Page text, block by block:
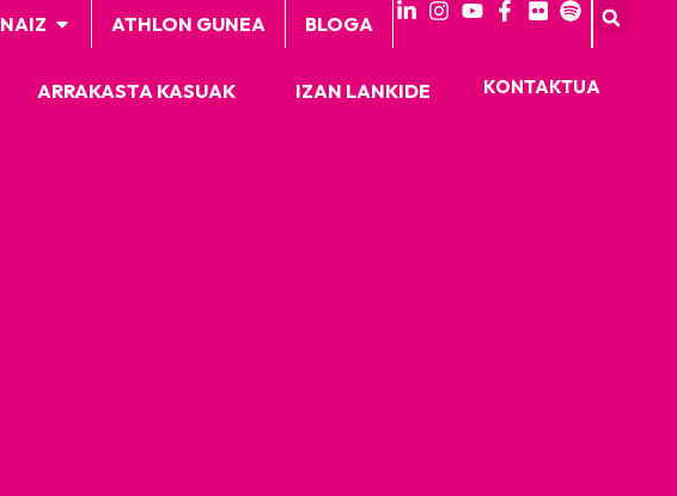
NAIZ ATHLON GUNEA BLOGA
ARRAKASTA KASUAK IZAN LANKIDE KONTAKTUA